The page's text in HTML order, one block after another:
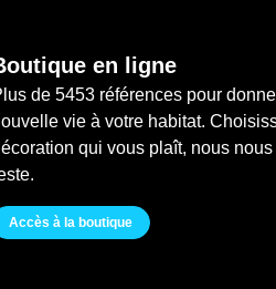
en ligne
de 5453 références pour
vie à votre habitat.
qui vous plaît, nous
Accès à la boutique